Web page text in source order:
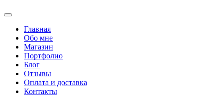
Главная
Обо мне
Магазин
Портфолио
Блог
Отзывы
Оплата и доставка
Контакты